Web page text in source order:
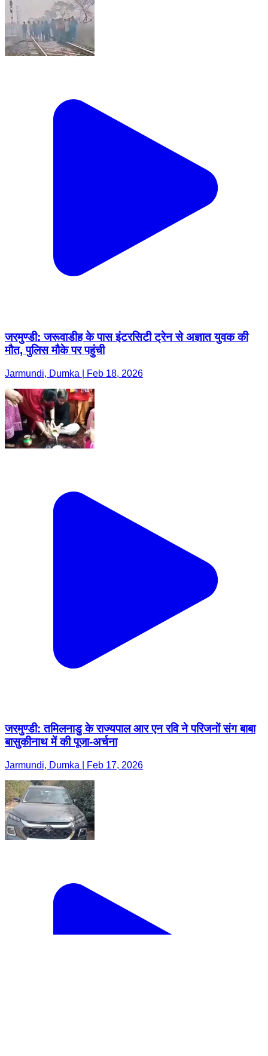
जरमुण्डी: जरूवाडीह के पास इंटरसिटी ट्रेन से अज्ञात युवक की
मौत, पुलिस मौके पर पहुंची
Jarmundi, Dumka | Feb 18, 2026
जरमुण्डी: तमिलनाडु के राज्यपाल आर एन रवि ने परिजनों संग बाबा
बासुकीनाथ में की पूजा-अर्चना
Jarmundi, Dumka | Feb 17, 2026